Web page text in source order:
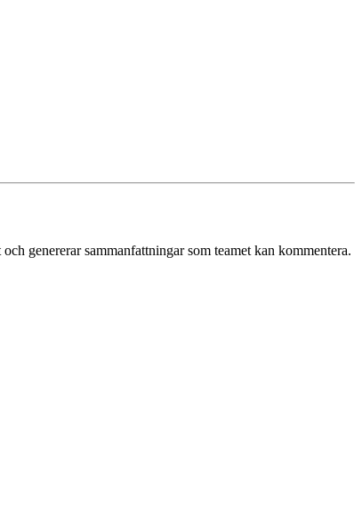
genererar sammanfattningar som teamet kan kommentera.